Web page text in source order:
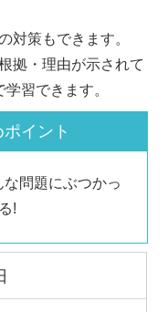
対策もできます。
拠・理由が示されて
習できます。
イント
問題にぶつかっ
!